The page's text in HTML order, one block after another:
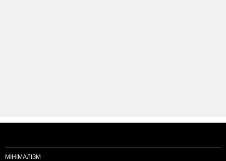
МІНІМАЛІЗМ